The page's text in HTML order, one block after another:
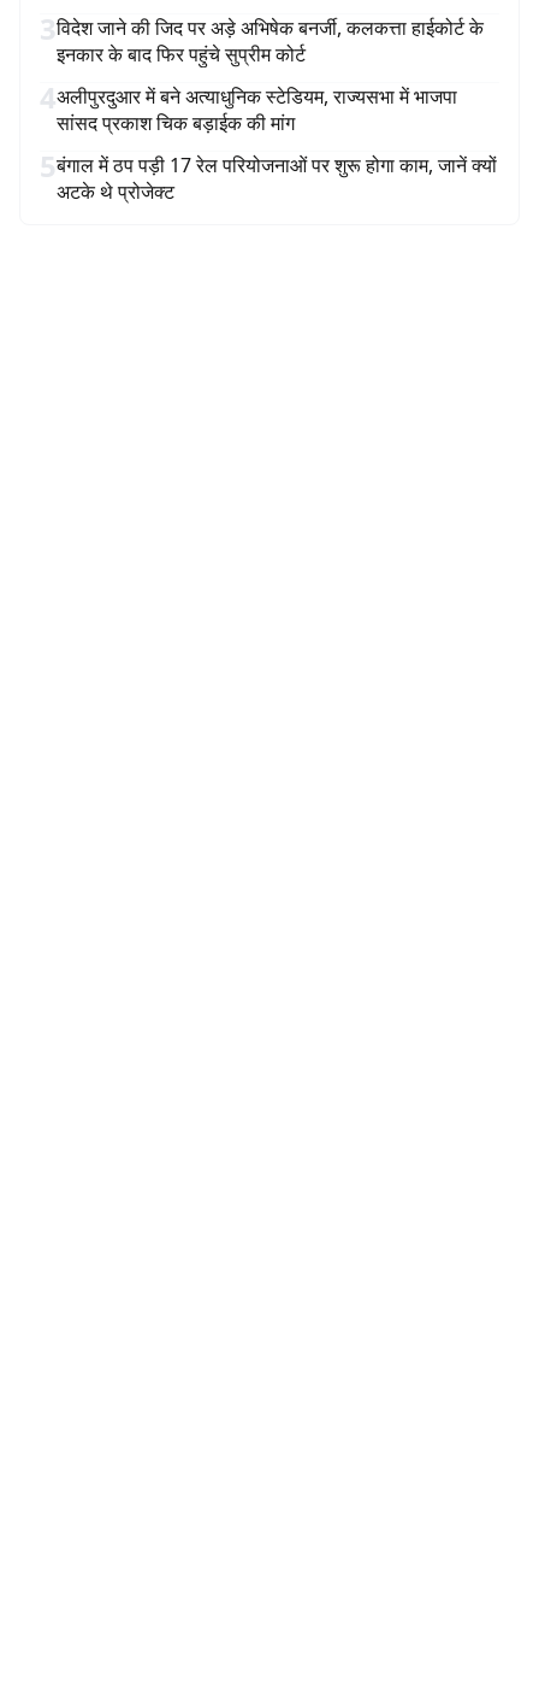
3विदेश जाने की जिद पर अड़े अभिषेक बनर्जी, कलकत्ता हाईकोर्ट के
इनकार के बाद फिर पहुंचे सुप्रीम कोर्ट
4अलीपुरदुआर में बने अत्याधुनिक स्टेडियम, राज्यसभा में भाजपा
सांसद प्रकाश चिक बड़ाईक की मांग
5बंगाल में ठप पड़ी 17 रेल परियोजनाओं पर शुरू होगा काम, जानें क्यों
अटके थे प्रोजेक्ट